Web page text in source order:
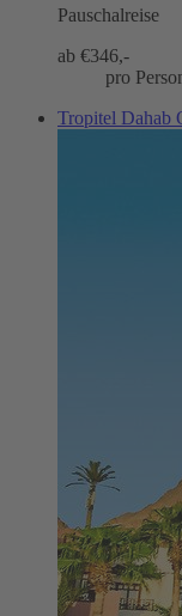
Pauschalreise
ab €346,-
pro
Tropitel Dahab